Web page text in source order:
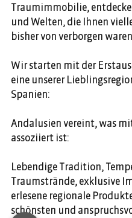
Traumimmobilie,
und Welten, die Ihnen
bisher von verborgen
Wir starten mit der
eine unserer
Spanien:
Andalusien vereint, was
assoziiert ist:
Lebendige Tradition,
Traumstrände, exklusive
erlesene regionale
schönsten und